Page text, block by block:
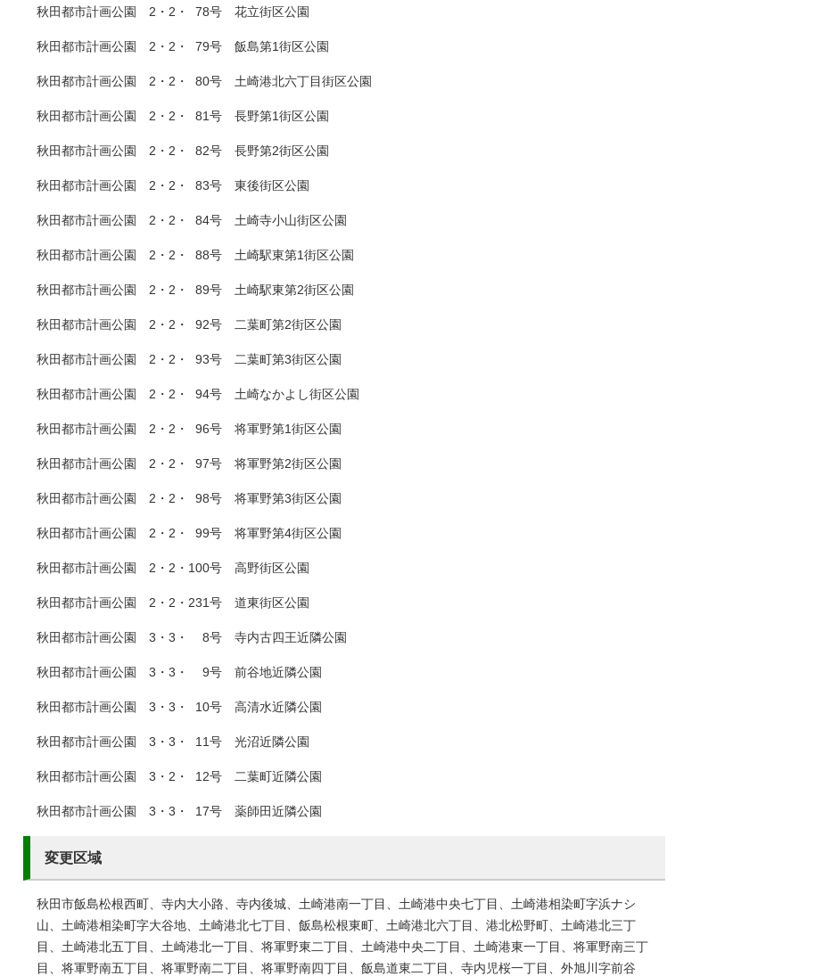
秋田都市計画公園 2・2・ 78号 花立街区公園
秋田都市計画公園 2・2・ 79号 飯島第1街区公園
秋田都市計画公園 2・2・ 80号 土崎港北六丁目街区公園
秋田都市計画公園 2・2・ 81号 長野第1街区公園
秋田都市計画公園 2・2・ 82号 長野第2街区公園
秋田都市計画公園 2・2・ 83号 東後街区公園
秋田都市計画公園 2・2・ 84号 土崎寺小山街区公園
秋田都市計画公園 2・2・ 88号 土崎駅東第1街区公園
秋田都市計画公園 2・2・ 89号 土崎駅東第2街区公園
秋田都市計画公園 2・2・ 92号 二葉町第2街区公園
秋田都市計画公園 2・2・ 93号 二葉町第3街区公園
秋田都市計画公園 2・2・ 94号 土崎なかよし街区公園
秋田都市計画公園 2・2・ 96号 将軍野第1街区公園
秋田都市計画公園 2・2・ 97号 将軍野第2街区公園
秋田都市計画公園 2・2・ 98号 将軍野第3街区公園
秋田都市計画公園 2・2・ 99号 将軍野第4街区公園
秋田都市計画公園 2・2・100号 高野街区公園
秋田都市計画公園 2・2・231号 道東街区公園
秋田都市計画公園 3・3・ 8号 寺内古四王近隣公園
秋田都市計画公園 3・3・ 9号 前谷地近隣公園
秋田都市計画公園 3・3・ 10号 高清水近隣公園
秋田都市計画公園 3・3・ 11号 光沼近隣公園
秋田都市計画公園 3・2・ 12号 二葉町近隣公園
秋田都市計画公園 3・3・ 17号 薬師田近隣公園
変更区域
秋田市飯島松根西町、寺内大小路、寺内後城、土崎港南一丁目、土崎港中央七丁目、土崎港相染町字浜ナシ
山、土崎港相染町字大谷地、土崎港北七丁目、飯島松根東町、土崎港北六丁目、港北松野町、土崎港北三丁
目、土崎港北五丁目、土崎港北一丁目、将軍野東二丁目、土崎港中央二丁目、土崎港東一丁目、将軍野南三丁
目、将軍野南五丁目、将軍野南二丁目、将軍野南四丁目、飯島道東二丁目、寺内児桜一丁目、外旭川字前谷